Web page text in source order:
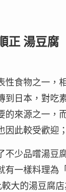
正 湯豆腐
性食物之一，
到日本，對吃
的來源之一，
因此較受歡迎；
不少品嚐湯豆
有一樣料理為
大的湯豆腐店